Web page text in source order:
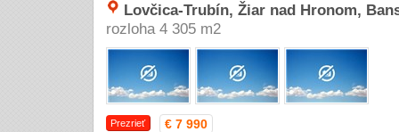
Lovčica-Trubín, Žiar nad Hronom,
rozloha 4 305 m2
Prezrieť € 7 990